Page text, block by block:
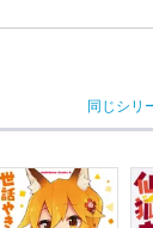
同じシリ